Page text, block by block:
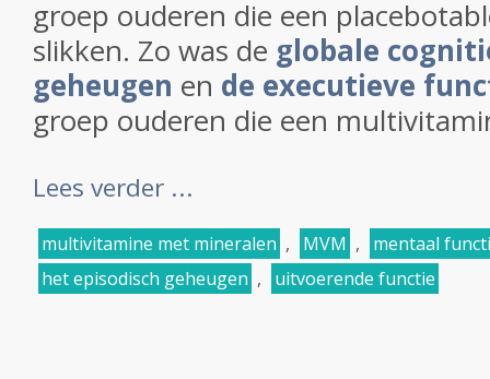
groep ouderen die een
slikken. Zo was de globale
geheugen en de executieve
groep ouderen die een
Lees verder ...
multivitamine met mineralen , MVM ,
mentaal
het episodisch geheugen , uitvoerende functie